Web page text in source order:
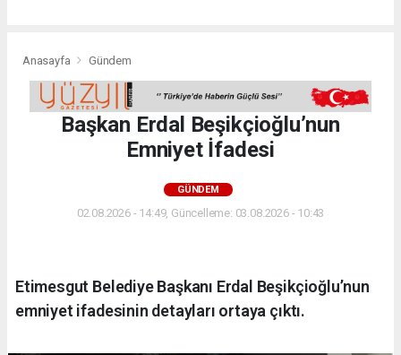
Anasayfa Gündem
Başkan Erdal Beşikçioğlu’nun
Emniyet İfadesi
GÜNDEM
02.08.2026 - 14:49, Güncelleme: 03.08.2026 - 10:43
Etimesgut Belediye Başkanı Erdal Beşikçioğlu’nun
emniyet ifadesinin detayları ortaya çıktı.